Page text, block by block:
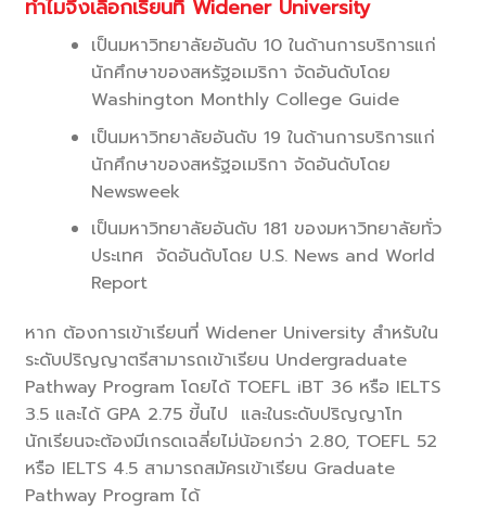
ทำไมจึงเลือกเรียนที่ Widener University
เป็นมหาวิทยาลัยอันดับ 10 ในด้านการบริการแก่
นักศึกษาของสหรัฐอเมริกา จัดอันดับโดย
Washington Monthly College Guide
เป็นมหาวิทยาลัยอันดับ 19 ในด้านการบริการแก่
นักศึกษาของสหรัฐอเมริกา จัดอันดับโดย
Newsweek
เป็นมหาวิทยาลัยอันดับ 181 ของมหาวิทยาลัยทั่ว
ประเทศ จัดอันดับโดย U.S. News and World
Report
หาก ต้องการเข้าเรียนที่ Widener University สำหรับใน
ระดับปริญญาตรีสามารถเข้าเรียน Undergraduate
Pathway Program โดยได้ TOEFL iBT 36 หรือ IELTS
3.5 และได้ GPA 2.75 ขี้นไป และในระดับปริญญาโท
นักเรียนจะต้องมีเกรดเฉลี่ยไม่น้อยกว่า 2.80, TOEFL 52
หรือ IELTS 4.5 สามารถสมัครเข้าเรียน Graduate
Pathway Program ได้